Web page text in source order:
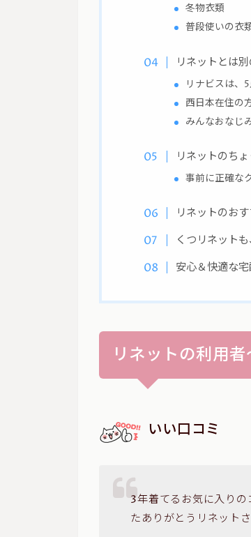
冬物衣類
普段使いの衣
リネットとは
リナビスは、
西日本在住の
みんなおなじ
リネットのち
事前に正確な
リネットのお
くつリネット
安心＆快適な
リネットの利用
いい口コミ
3年着てるお気に入り
たありがとうリネット